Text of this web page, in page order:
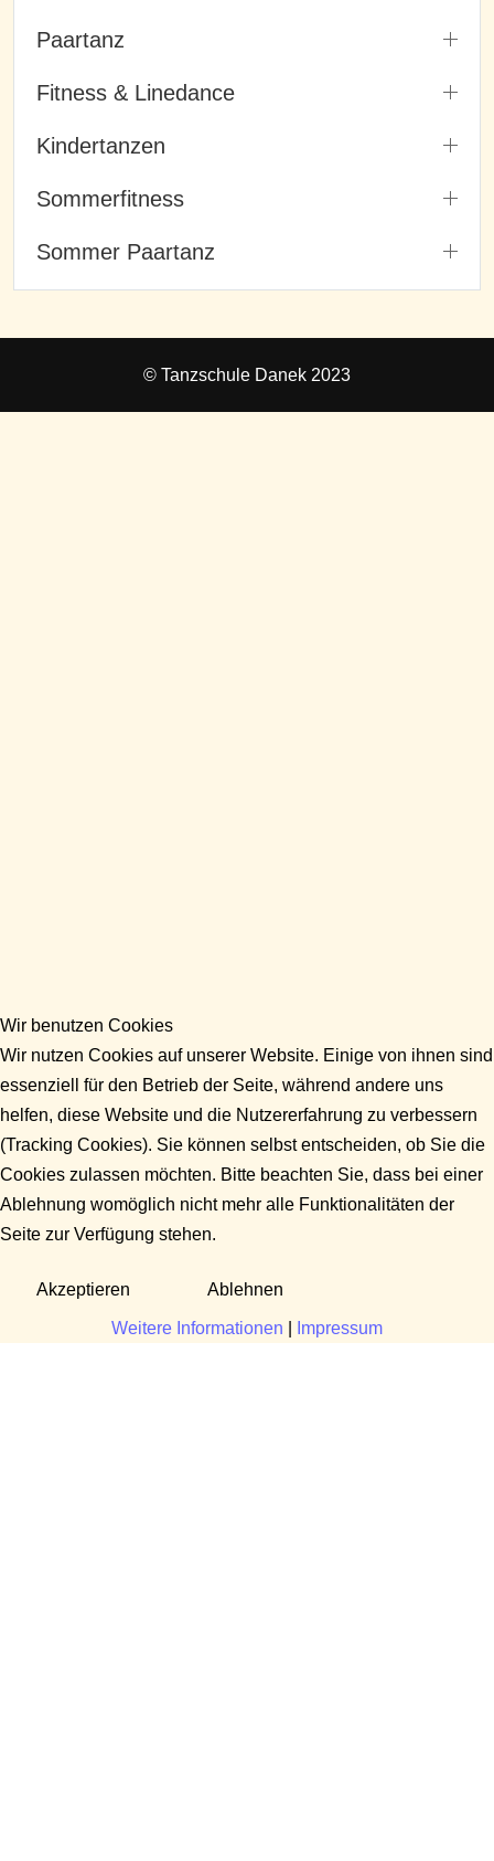
Paartanz
Fitness & Linedance
Kindertanzen
Sommerfitness
Sommer Paartanz
© Tanzschule Danek 2023
Wir benutzen Cookies
Wir nutzen Cookies auf unserer Website. Einige von ihnen sind
essenziell für den Betrieb der Seite, während andere uns
helfen, diese Website und die Nutzererfahrung zu verbessern
(Tracking Cookies). Sie können selbst entscheiden, ob Sie die
Cookies zulassen möchten. Bitte beachten Sie, dass bei einer
Ablehnung womöglich nicht mehr alle Funktionalitäten der
Seite zur Verfügung stehen.
Akzeptieren Ablehnen
Weitere Informationen Impressum